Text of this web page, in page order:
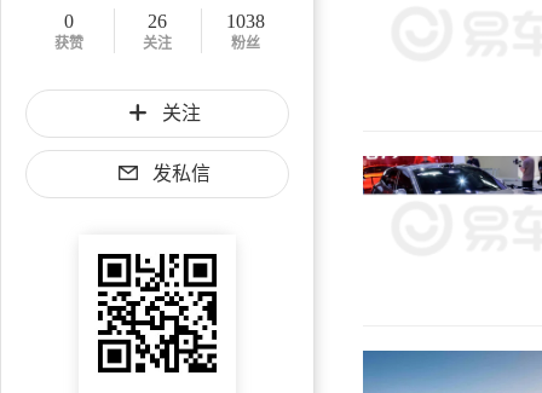
0
获赞
26
关注
1038
粉丝
关注
发私信